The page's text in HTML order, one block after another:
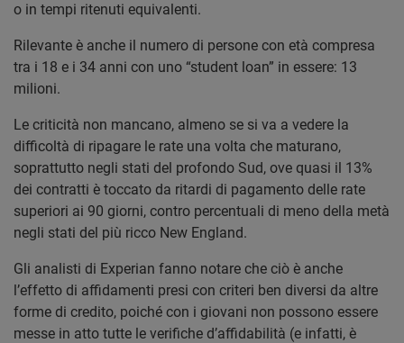
o in tempi ritenuti equivalenti.
Rilevante è anche il numero di persone con età compresa
tra i 18 e i 34 anni con uno “student loan” in essere: 13
milioni.
Le criticità non mancano, almeno se si va a vedere la
difficoltà di ripagare le rate una volta che maturano,
soprattutto negli stati del profondo Sud, ove quasi il 13%
dei contratti è toccato da ritardi di pagamento delle rate
superiori ai 90 giorni, contro percentuali di meno della metà
negli stati del più ricco New England.
Gli analisti di Experian fanno notare che ciò è anche
l’effetto di affidamenti presi con criteri ben diversi da altre
forme di credito, poiché con i giovani non possono essere
messe in atto tutte le verifiche d’affidabilità (e infatti, è